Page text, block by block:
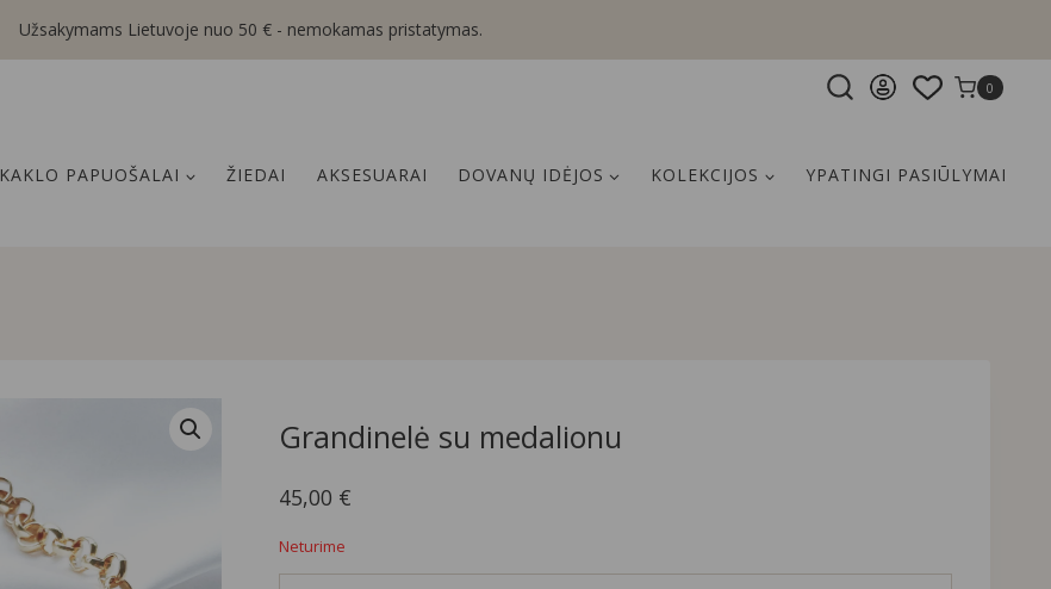
Užsakymams Lietuvoje nuo 50 € - nemokamas pristatymas.
0
KAKLO PAPUOŠALAI ŽIEDAI AKSESUARAI DOVANŲ IDĖJOS KOLEKCIJOS YPATINGI PASIŪLYMAI
Grandinelė su medalionu
45,00 €
Neturime